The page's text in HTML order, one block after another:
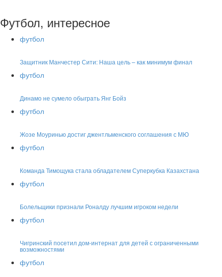
Футбол, интересное
футбол
Защитник Манчестер Сити: Наша цель – как минимум финал
футбол
Динамо не сумело обыграть Янг Бойз
футбол
Жозе Моуринью достиг джентльменского соглашения с МЮ
футбол
Команда Тимощука стала обладателем Суперкубка Казахстана
футбол
Болельщики признали Роналду лучшим игроком недели
футбол
Чигринский посетил дом-интернат для детей с ограниченными
возможностями
футбол